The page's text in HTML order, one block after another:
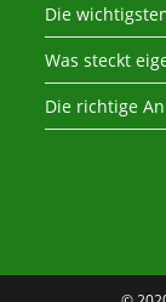
Die
Was steckt
Die richtige